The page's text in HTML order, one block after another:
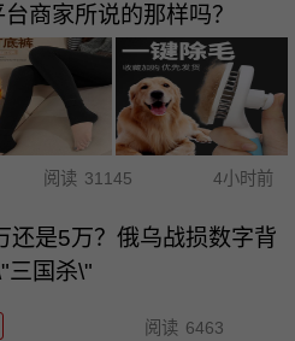
商家所说的那样吗？
阅读 31145 4小时前
还是5万？俄乌战损数字背
三国杀\"
阅读 6463